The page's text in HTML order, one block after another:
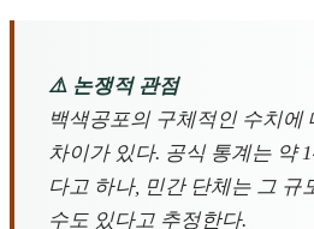
⚠️ 논쟁적 관점
백색공포의 구체적인 수치에
차이가 있다. 공식 통계는 약
다고 하나, 민간 단체는 그 규
수도 있다고 추정한다.